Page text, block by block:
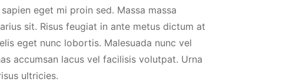
eget mi proin sed. Massa massa
sit. Risus feugiat in ante metus dictum at
eget nunc lobortis. Malesuada nunc vel
accumsan lacus vel facilisis volutpat. Urna
ultricies.